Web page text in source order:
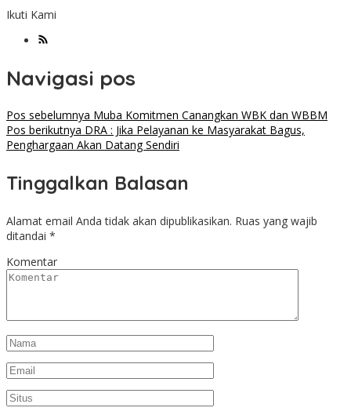
Ikuti Kami
Navigasi pos
Pos sebelumnya Muba Komitmen Canangkan WBK dan WBBM
Pos berikutnya DRA : Jika Pelayanan ke Masyarakat Bagus,
Penghargaan Akan Datang Sendiri
Tinggalkan Balasan
Alamat email Anda tidak akan dipublikasikan. Ruas yang wajib
ditandai *
Komentar